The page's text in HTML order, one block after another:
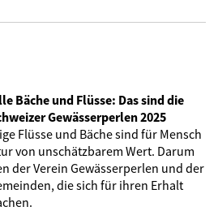
Bäche und Flüsse: Das sind die
Gewässerperlen 2025
Flüsse und Bäche sind für Mensch
von unschätzbarem Wert. Darum
der Verein Gewässerperlen und der
die sich für ihren Erhalt